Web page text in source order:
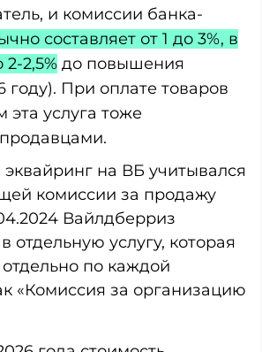
и комиссии банка-
составляет от 1 до 3%, в
2,5% до повышения
году). При оплате товаров
услуга тоже
на ВБ учитывался
комиссии за продажу
Вайлдберриз
отдельную услугу, которая
по каждой
«Комиссия за организацию